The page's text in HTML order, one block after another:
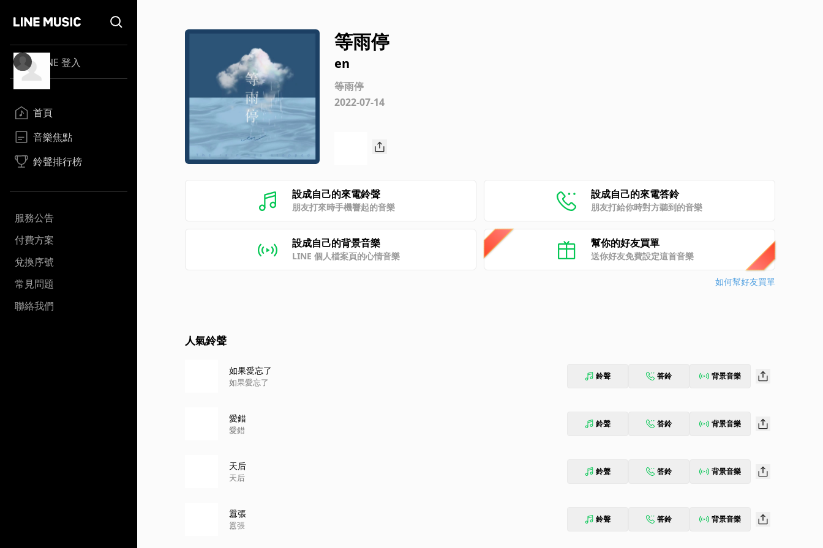
LINE 登入
首頁
音樂焦點
鈴聲排行榜
服務公告
付費方案
兌換序號
常見問題
聯絡我們
等雨停
en
等雨停
2022-07-14
設成自己的來電鈴聲
朋友打來時手機響起的音樂
設成自己的來電答鈴
朋友打給你時對方聽到的音樂
設成自己的背景音樂
LINE 個人檔案頁的心情音樂
幫你的好友買單
送你好友免費設定這首音樂
如何幫好友買單
人氣鈴聲
如果愛忘了
如果愛忘了
鈴聲 答鈴 背景音樂
愛錯
愛錯
鈴聲 答鈴 背景音樂
天后
天后
鈴聲 答鈴 背景音樂
囂張
囂張
鈴聲 答鈴 背景音樂